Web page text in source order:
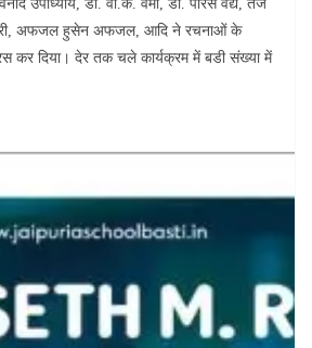
उपाध्याय, डा. वी.के. वर्मा, डा. पारस वैद्य, तेज
अफजल हुसेन अफजल, आदि ने रचनाओं के
कर दिया। देर तक चले कार्यक्रम में बडी संख्या में